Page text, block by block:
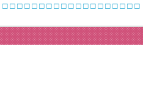
□ □ □ □ □ □ □ □ □ □ □ □ □ □ □ □ □ □ □